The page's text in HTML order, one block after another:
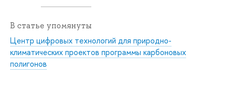
В статье упомянуты
Центр цифровых технологий для природно-
климатических проектов программы карбоновых
полигонов